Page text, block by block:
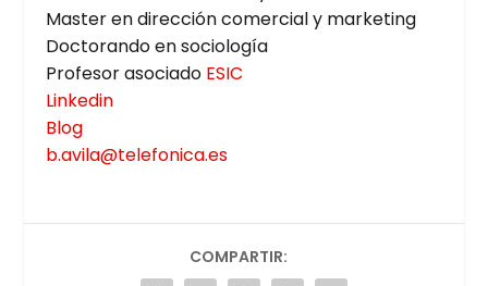
Mas­ter en direc­ción comer­cial y mar­ke­ting
Doc­to­ran­do en socio­lo­gía
Pro­fe­sor aso­cia­do ESIC
Lin­ke­din
Blog
b.avila@telefonica.es
COMPARTIR: